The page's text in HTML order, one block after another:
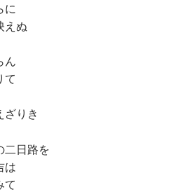
に
えぬ
ん
て
ざりき
二日路を
は
て